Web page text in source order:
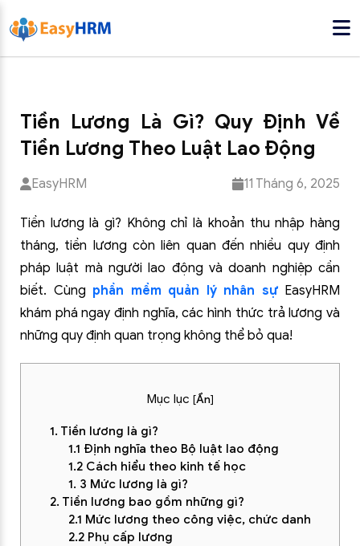
Tiền Lương Là Gì? Quy Định Về
Tiền Lương Theo Luật Lao Động
EasyHRM 11 Tháng 6, 2025
Tiền lương là gì? Không chỉ là khoản thu nhập hàng
tháng, tiền lương còn liên quan đến nhiều quy định
pháp luật mà người lao động và doanh nghiệp cần
biết. Cùng phần mềm quản lý nhân sựEasyHRM
khám phá ngay định nghĩa, các hình thức trả lương và
những quy định quan trọng không thể bỏ qua!
Mục lục [Ẩn]
1. Tiền lương là gì?
1.1 Định nghĩa theo Bộ luật lao động
1.2 Cách hiểu theo kinh tế học
1. 3 Mức lương là gì?
2. Tiền lương bao gồm những gì?
2.1 Mức lương theo công việc, chức danh
2.2 Phụ cấp lương